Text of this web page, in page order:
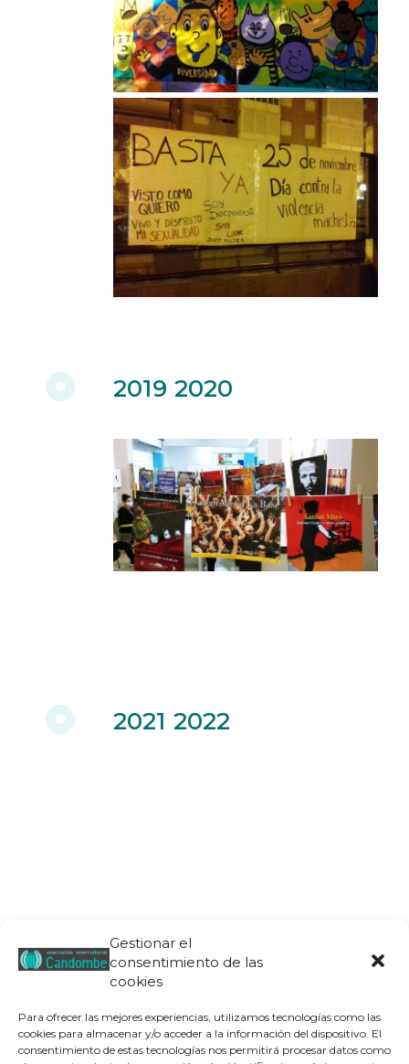
Gestionar el
consentimiento de las
cookies
Para ofrecer las mejores experiencias, utilizamos tecnologías como las
cookies para almacenar y/o acceder a la información del dispositivo. El
consentimiento de estas tecnologías nos permitirá procesar datos como
2019 2020
2021 2022